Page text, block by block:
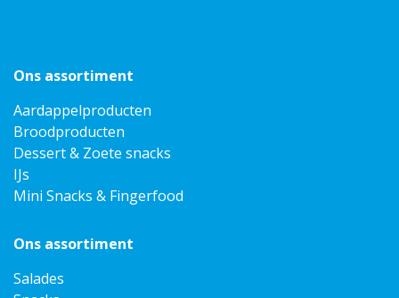
Ons assortiment
Aardappelproducten
Broodproducten
Dessert & Zoete snacks
IJs
Mini Snacks & Fingerfood
Ons assortiment
Salades